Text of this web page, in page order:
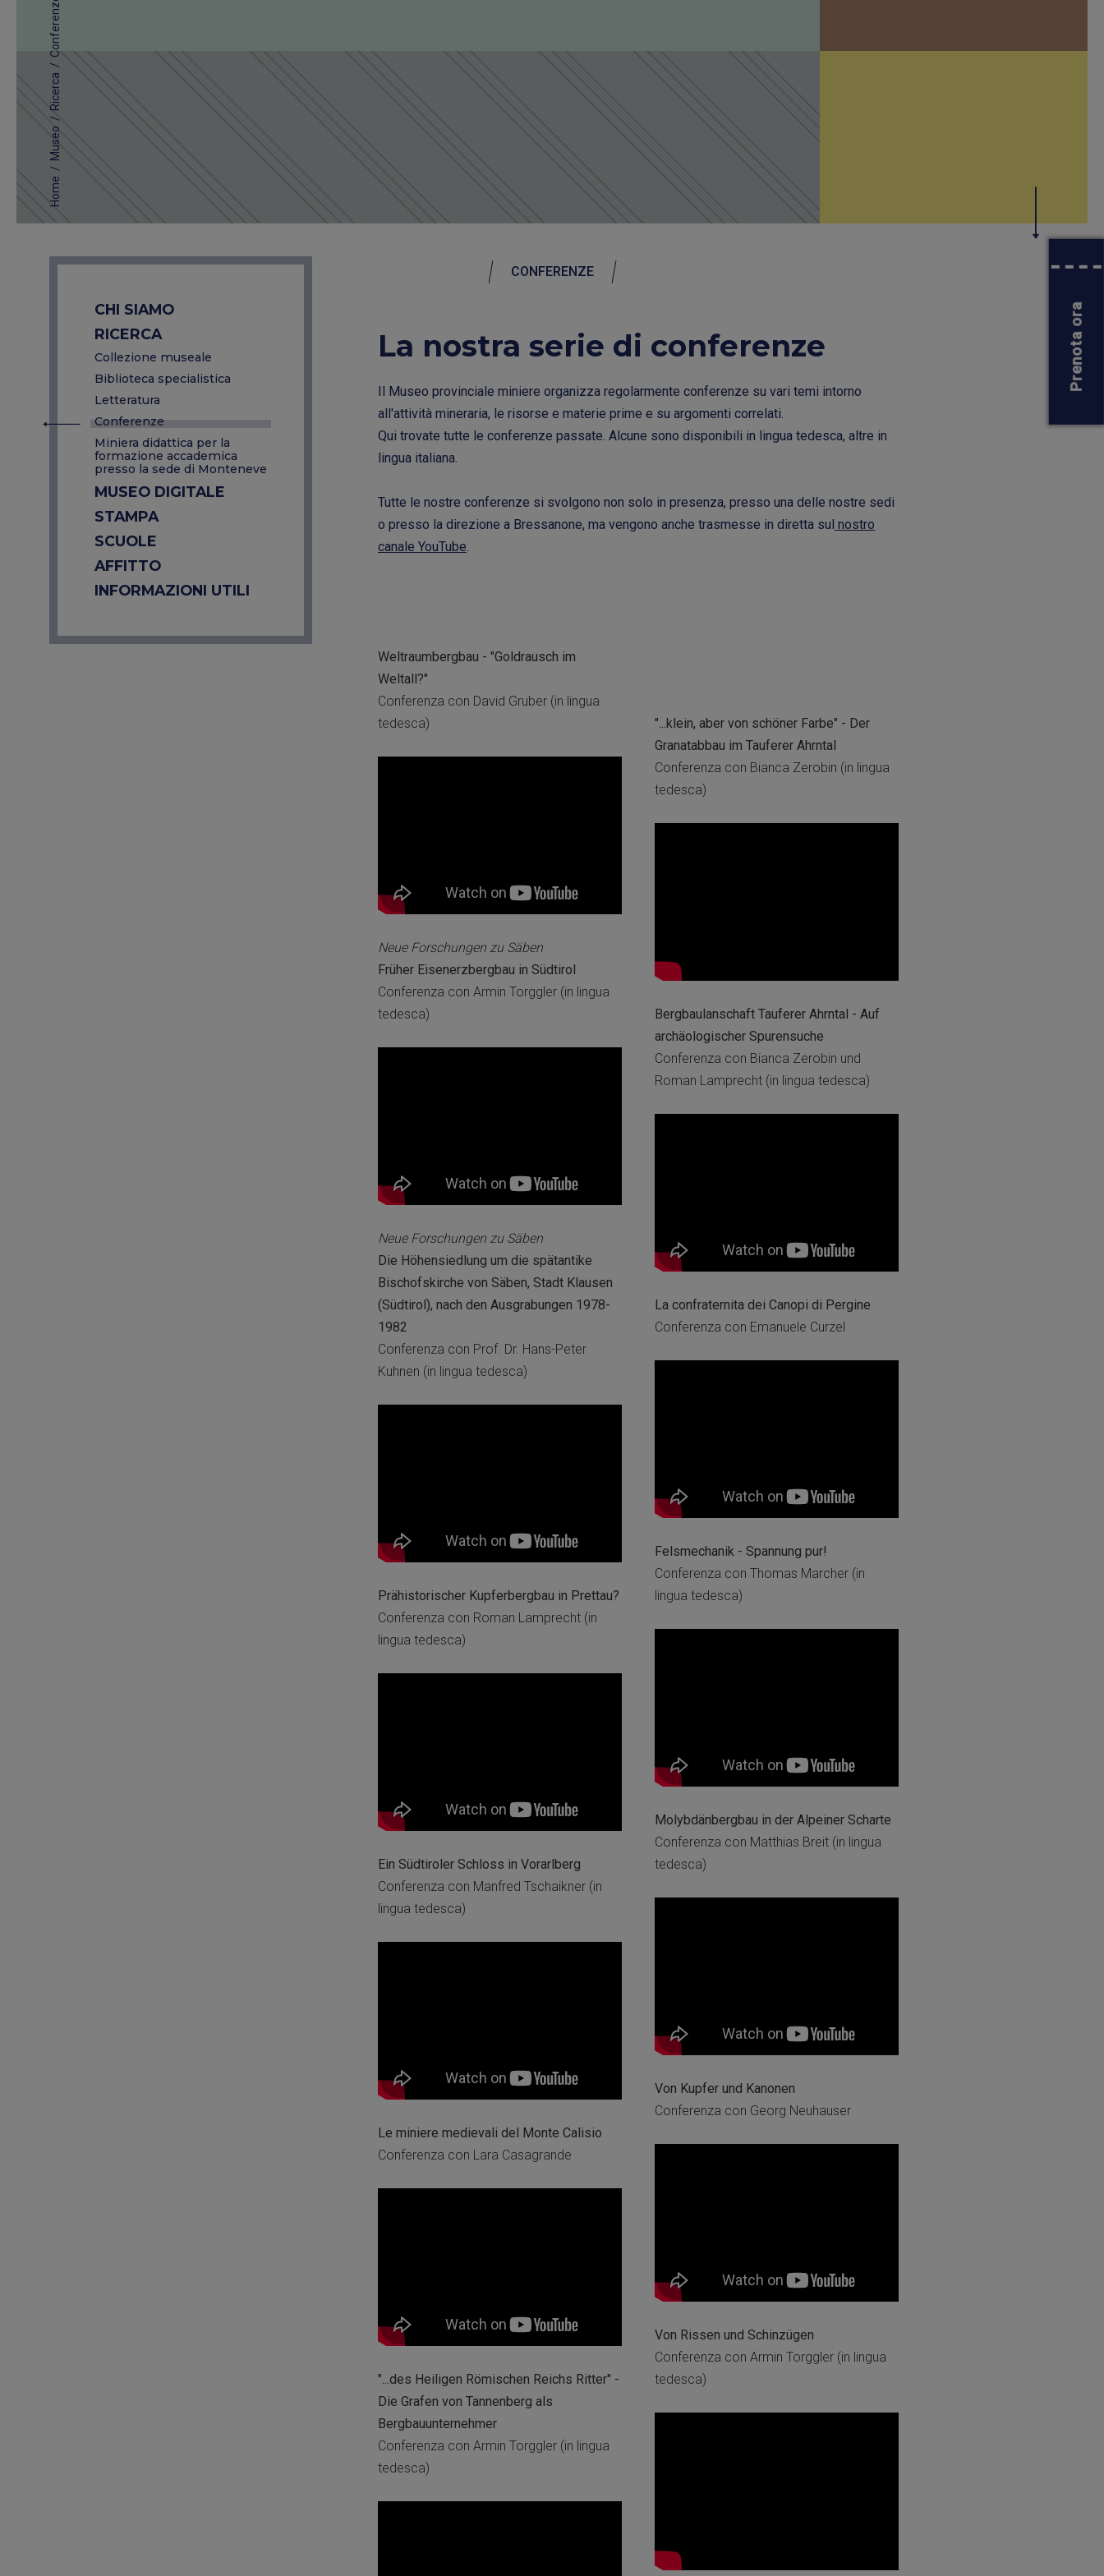
Home
/
Museo
/
Ricerca
/
Conferenze
CHI SIAMO
RICERCA
Collezione museale
Biblioteca specialistica
Letteratura
Conferenze
Miniera didattica per la
formazione accademica
presso la sede di Monteneve
MUSEO DIGITALE
STAMPA
SCUOLE
AFFITTO
INFORMAZIONI UTILI
CONFERENZE
La nostra serie di conferenze
Il Museo provinciale miniere organizza regolarmente conferenze su vari temi intorno
all'attività mineraria, le risorse e materie prime e su argomenti correlati.
Qui trovate tutte le conferenze passate. Alcune sono disponibili in lingua tedesca, altre in
lingua italiana.
Tutte le nostre conferenze si svolgono non solo in presenza, presso una delle nostre sedi
o presso la direzione a Bressanone, ma vengono anche trasmesse in diretta sul nostro
canale YouTube.
Weltraumbergbau - "Goldrausch im
Weltall?"
Conferenza con David Gruber (in lingua
tedesca)
Neue Forschungen zu Säben
Früher Eisenerzbergbau in Südtirol
Conferenza con Armin Torggler (in lingua
tedesca)
Neue Forschungen zu Säben
Die Höhensiedlung um die spätantike
Bischofskirche von Säben, Stadt Klausen
(Südtirol), nach den Ausgrabungen 1978-
1982
Conferenza con Prof. Dr. Hans-Peter
Kuhnen (in lingua tedesca)
Prähistorischer Kupferbergbau in Prettau?
Conferenza con Roman Lamprecht (in
lingua tedesca)
Ein Südtiroler Schloss in Vorarlberg
Conferenza con Manfred Tschaikner (in
lingua tedesca)
Le miniere medievali del Monte Calisio
Conferenza con Lara Casagrande
"...des Heiligen Römischen Reichs Ritter" -
Die Grafen von Tannenberg als
Bergbauunternehmer
Conferenza con Armin Torggler (in lingua
tedesca)
"...klein, aber von schöner Farbe" - Der
Granatabbau im Tauferer Ahrntal
Conferenza con Bianca Zerobin (in lingua
tedesca)
Bergbaulanschaft Tauferer Ahrntal - Auf
archäologischer Spurensuche
Conferenza con Bianca Zerobin und
Roman Lamprecht (in lingua tedesca)
La confraternita dei Canopi di Pergine
Conferenza con Emanuele Curzel
Felsmechanik - Spannung pur!
Conferenza con Thomas Marcher (in
lingua tedesca)
Molybdänbergbau in der Alpeiner Scharte
Conferenza con Matthias Breit (in lingua
tedesca)
Von Kupfer und Kanonen
Conferenza con Georg Neuhauser
Von Rissen und Schinzügen
Conferenza con Armin Torggler (in lingua
tedesca)
Prenota ora